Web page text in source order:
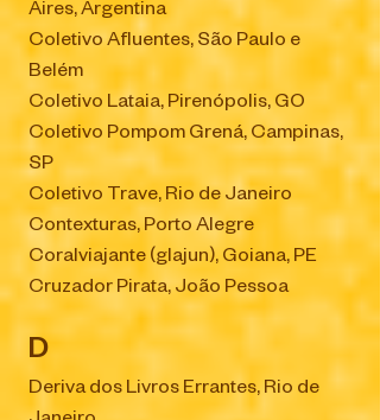
Aires, Argentina
Coletivo Afluentes, São Paulo e
Belém
Coletivo Lataia, Pirenópolis, GO
Coletivo Pompom Grená, Campinas,
SP
Coletivo Trave, Rio de Janeiro
Contexturas, Porto Alegre
Coralviajante (glajun), Goiana, PE
Cruzador Pirata, João Pessoa
D
Deriva dos Livros Errantes, Rio de